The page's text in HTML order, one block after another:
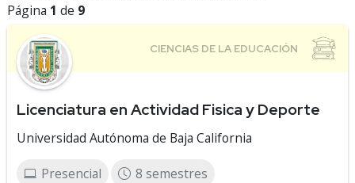
Página 1 de 9
Licenciatura en Actividad Fisica y Deporte
Universidad Autónoma de Baja California
Presencial 8 semestres